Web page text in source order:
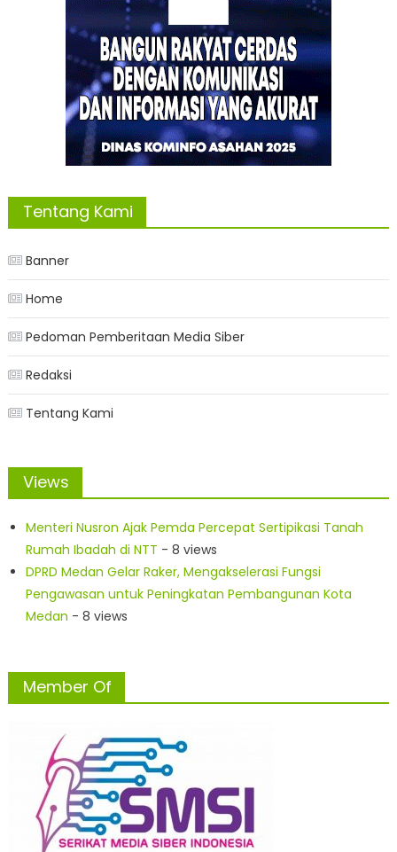
Tentang Kami
Banner
Home
Pedoman Pemberitaan Media Siber
Redaksi
Tentang Kami
Views
Menteri Nusron Ajak Pemda Percepat Sertipikasi Tanah
Rumah Ibadah di NTT - 8 views
DPRD Medan Gelar Raker, Mengakselerasi Fungsi
Pengawasan untuk Peningkatan Pembangunan Kota
Medan - 8 views
Member Of